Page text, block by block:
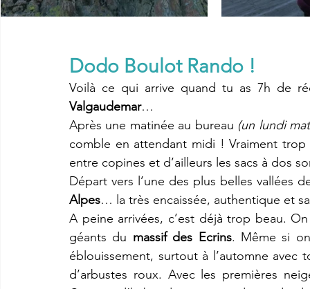
Dodo Boulot Rando !
Valgaudemar…
Après une matinée au bureau (un lundi
comble en attendant midi ! Vraiment
entre copines et d’ailleurs les sacs à dos
Départ vers l’une des plus belles vallées
Alpes… la très encaissée, authentique et
A peine arrivées, c’est déjà trop beau.
géants du massif des Ecrins. Même si
éblouissement, surtout à l’automne avec
d’arbustes roux. Avec les premières